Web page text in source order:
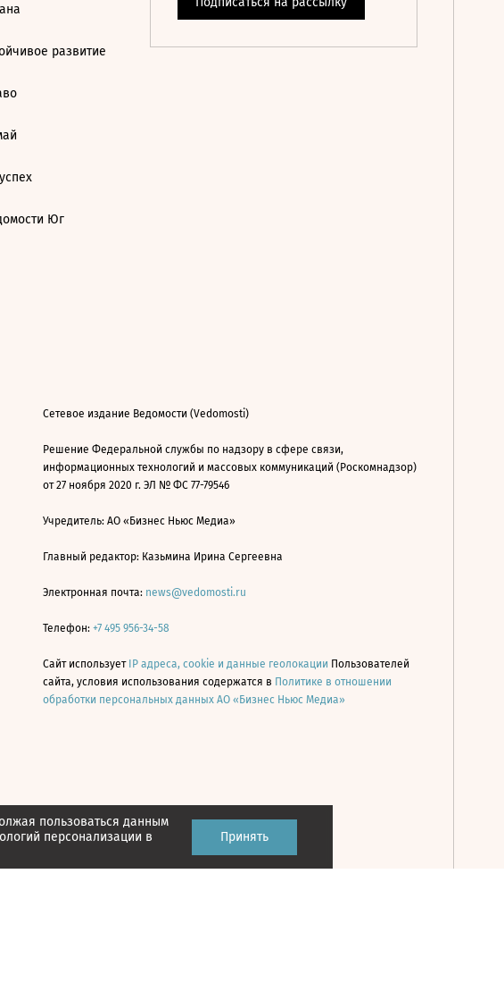
пользоваться данным
персонализации в
Принять
развитие
Юг
Сетевое издание Ведомости (Vedomosti)
Решение Федеральной службы по надзору в сфере связи,
информационных технологий и массовых коммуникаций (Роскомнадзор)
от 27 ноября 2020 г. ЭЛ № ФС 77-79546
Учредитель: АО «Бизнес Ньюс Медиа»
Главный редактор: Казьмина Ирина Сергеевна
Электронная почта: news@vedomosti.ru
Телефон: +7 495 956-34-58
Сайт использует IP адреса, cookie и данные геолокации Пользователей
сайта, условия использования содержатся в Политике в отношении
обработки персональных данных АО «Бизнес Ньюс Медиа»